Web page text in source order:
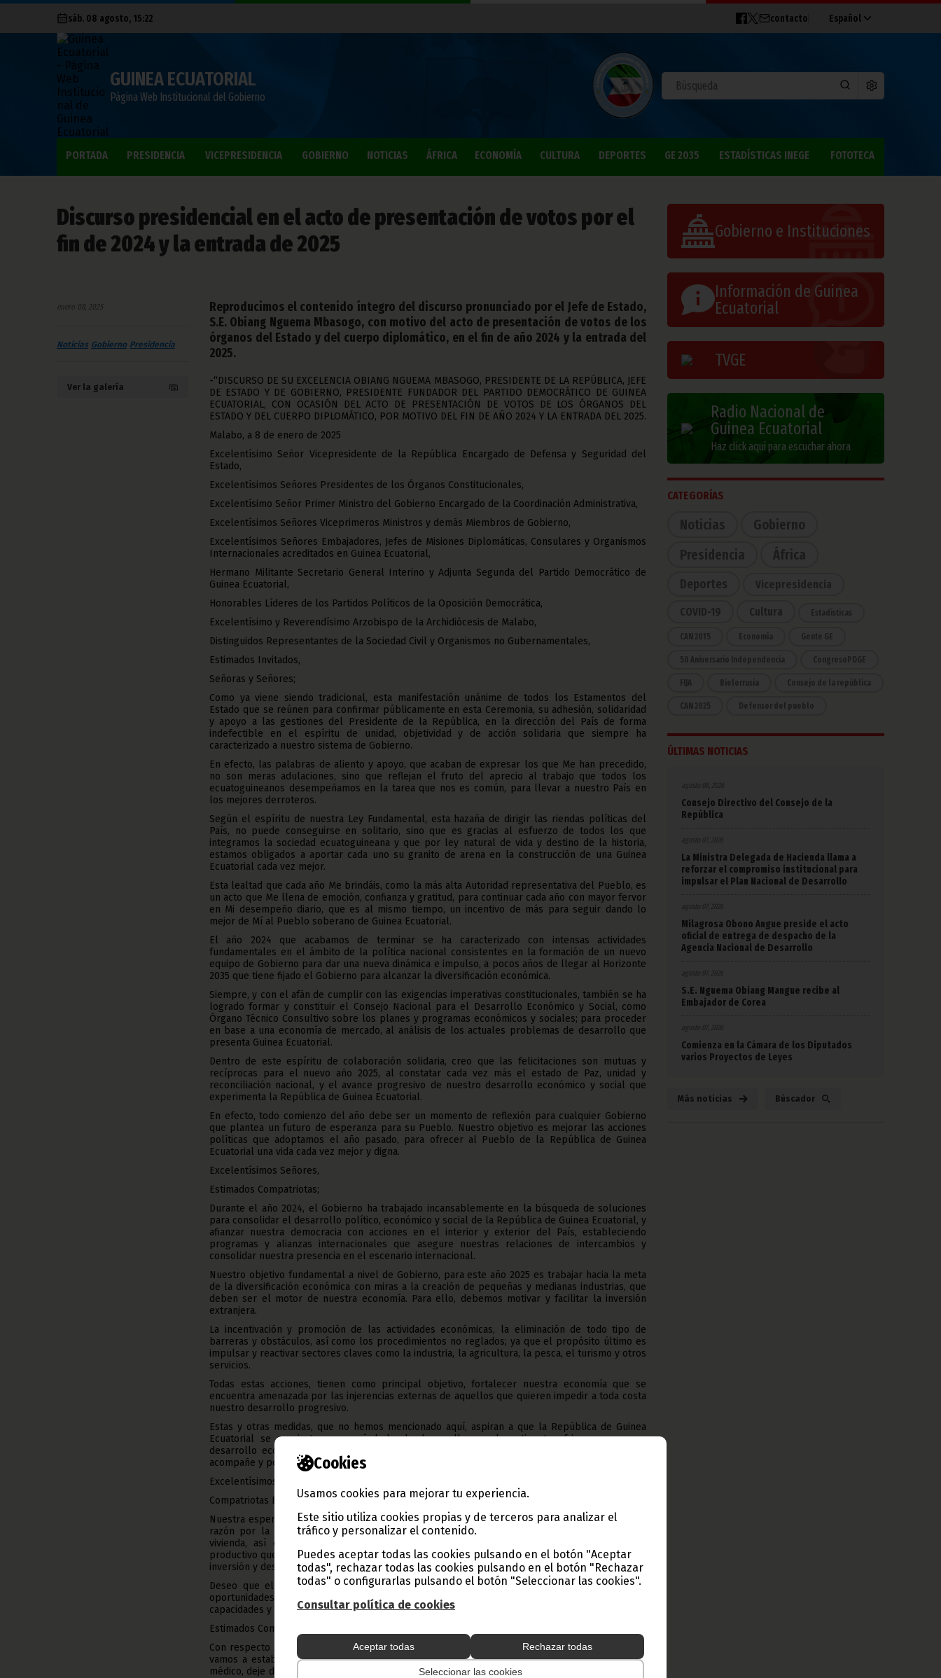
Cookies
Usamos cookies para mejorar tu experiencia.
Este sitio utiliza cookies propias y de terceros para analizar el
tráfico y personalizar el contenido.
Puedes aceptar todas las cookies pulsando en el botón "Aceptar
todas", rechazar todas las cookies pulsando en el botón "Rechazar
todas" o configurarlas pulsando el botón "Seleccionar las cookies".
Consultar política de cookies
Aceptar todas Rechazar todas
Seleccionar las cookies
sáb. 08 agosto, 15:22 contacto Español
GUINEA ECUATORIAL
Página Web Institucional del Gobierno
PORTADA PRESIDENCIA VICEPRESIDENCIA GOBIERNO NOTICIAS ÁFRICA ECONOMÍA CULTURA DEPORTES GE 2035 ESTADÍSTICAS INEGE FOTOTECA
Discurso presidencial en el acto de presentación de votos por el
fin de 2024 y la entrada de 2025
enero 08, 2025
Noticias Gobierno Presidencia
Ver la galería
Reproducimos el contenido íntegro del discurso pronunciado por el Jefe de Estado,
S.E. Obiang Nguema Mbasogo, con motivo del acto de presentación de votos de los
órganos del Estado y del cuerpo diplomático, en el fin de año 2024 y la entrada del
2025.
-“DISCURSO DE SU EXCELENCIA OBIANG NGUEMA MBASOGO, PRESIDENTE DE LA REPÚBLICA, JEFE
DE ESTADO Y DE GOBIERNO, PRESIDENTE FUNDADOR DEL PARTIDO DEMOCRÁTICO DE GUINEA
ECUATORIAL, CON OCASIÓN DEL ACTO DE PRESENTACIÓN DE VOTOS DE LOS ÓRGANOS DEL
ESTADO Y DEL CUERPO DIPLOMÁTICO, POR MOTIVO DEL FIN DE AÑO 2024 Y LA ENTRADA DEL 2025.
Malabo, a 8 de enero de 2025
Excelentísimo Señor Vicepresidente de la República Encargado de Defensa y Seguridad del
Estado,
Excelentísimos Señores Presidentes de los Órganos Constitucionales,
Excelentísimo Señor Primer Ministro del Gobierno Encargado de la Coordinación Administrativa,
Excelentísimos Señores Viceprimeros Ministros y demás Miembros de Gobierno,
Excelentísimos Señores Embajadores, Jefes de Misiones Diplomáticas, Consulares y Organismos
Internacionales acreditados en Guinea Ecuatorial,
Hermano Militante Secretario General Interino y Adjunta Segunda del Partido Democrático de
Guinea Ecuatorial,
Honorables Líderes de los Partidos Políticos de la Oposición Democrática,
Excelentísimo y Reverendísimo Arzobispo de la Archidiócesis de Malabo,
Distinguidos Representantes de la Sociedad Civil y Organismos no Gubernamentales,
Estimados Invitados,
Señoras y Señores;
Como ya viene siendo tradicional, esta manifestación unánime de todos los Estamentos del
Estado que se reúnen para confirmar públicamente en esta Ceremonia, su adhesión, solidaridad
y apoyo a las gestiones del Presidente de la República, en la dirección del País de forma
indefectible en el espíritu de unidad, objetividad y de acción solidaria que siempre ha
caracterizado a nuestro sistema de Gobierno.
En efecto, las palabras de aliento y apoyo, que acaban de expresar los que Me han precedido,
no son meras adulaciones, sino que reflejan el fruto del aprecio al trabajo que todos los
ecuatoguineanos desempeñamos en la tarea que nos es común, para llevar a nuestro País en
los mejores derroteros.
Según el espíritu de nuestra Ley Fundamental, esta hazaña de dirigir las riendas políticas del
País, no puede conseguirse en solitario, sino que es gracias al esfuerzo de todos los que
integramos la sociedad ecuatoguineana y que por ley natural de vida y destino de la historia,
estamos obligados a aportar cada uno su granito de arena en la construcción de una Guinea
Ecuatorial cada vez mejor.
Esta lealtad que cada año Me brindáis, como la más alta Autoridad representativa del Pueblo, es
un acto que Me llena de emoción, confianza y gratitud, para continuar cada año con mayor fervor
en Mi desempeño diario, que es al mismo tiempo, un incentivo de más para seguir dando lo
mejor de Mí al Pueblo soberano de Guinea Ecuatorial.
El año 2024 que acabamos de terminar se ha caracterizado con intensas actividades
fundamentales en el ámbito de la política nacional consistentes en la formación de un nuevo
equipo de Gobierno para dar una nueva dinámica e impulso, a pocos años de llegar al Horizonte
2035 que tiene fijado el Gobierno para alcanzar la diversificación económica.
Siempre, y con el afán de cumplir con las exigencias imperativas constitucionales, también se ha
logrado formar y constituir el Consejo Nacional para el Desarrollo Económico y Social, como
Órgano Técnico Consultivo sobre los planes y programas económicos y sociales; para proceder
en base a una economía de mercado, al análisis de los actuales problemas de desarrollo que
presenta Guinea Ecuatorial.
Dentro de este espíritu de colaboración solidaria, creo que las felicitaciones son mutuas y
recíprocas para el nuevo año 2025, al constatar cada vez más el estado de Paz, unidad y
reconciliación nacional, y el avance progresivo de nuestro desarrollo económico y social que
experimenta la República de Guinea Ecuatorial.
En efecto, todo comienzo del año debe ser un momento de reflexión para cualquier Gobierno
que plantea un futuro de esperanza para su Pueblo. Nuestro objetivo es mejorar las acciones
políticas que adoptamos el año pasado, para ofrecer al Pueblo de la República de Guinea
Ecuatorial una vida cada vez mejor y digna.
Excelentísimos Señores,
Estimados Compatriotas;
Durante el año 2024, el Gobierno ha trabajado incansablemente en la búsqueda de soluciones
para consolidar el desarrollo político, económico y social de la República de Guinea Ecuatorial, y
afianzar nuestra democracia con acciones en el interior y exterior del País, estableciendo
programas y alianzas internacionales que asegure nuestras relaciones de intercambios y
consolidar nuestra presencia en el escenario internacional.
Nuestro objetivo fundamental a nivel de Gobierno, para este año 2025 es trabajar hacia la meta
de la diversificación económica con miras a la creación de pequeñas y medianas industrias, que
deben ser el motor de nuestra economía. Para ello, debemos motivar y facilitar la inversión
extranjera.
La incentivación y promoción de las actividades económicas, la eliminación de todo tipo de
barreras y obstáculos, así como los procedimientos no reglados; ya que el propósito último es
impulsar y reactivar sectores claves como la industria, la agricultura, la pesca, el turismo y otros
servicios.
Todas estas acciones, tienen como principal objetivo, fortalecer nuestra economía que se
encuentra amenazada por las injerencias externas de aquellos que quieren impedir a toda costa
nuestro desarrollo progresivo.
Estas y otras medidas, que no hemos mencionado aquí, aspiran a que la República de Guinea
Ecuatorial se convierta en un símbolo de desarrollo en el continente africano, pero ese
desarrollo económico difícilmente se puede alcanzar sin un clima armonioso de Paz que lo
acompañe y permita su disfrute.
Excelentísimos Señores,
Compatriotas Ecuatoguineanos;
Nuestra esperanza y confianza en los jóvenes es total como herederos del futuro de este País;
razón por la que estamos trabajando para su acceso a los servicios de salud, educación y
vivienda, así como al empleo digno para que la juventud ecuatoguineana sea un grupo
productivo que participe activamente en lo político y en el aumento de los niveles de bienestar,
inversión y desarrollo del País.
Deseo que el Gobierno trabaje fundamentalmente para que la población joven cuente con
oportunidades suficientes y apropiadas, que les permita desarrollar plenamente sus
capacidades y habilidades para contribuir al desarrollo del País.
Estimados Compatriotas;
Con respecto a la constante demanda de la asistencia sanitaria por la que atraviesa el Pueblo,
vamos a establecer el Seguro Universal, para las personas que en los temas de tratamiento
médico, deje de ser oneroso para cualquier ecuatoguineano y que podamos vivir, no solo en Paz,
Gobierno e Instituciones
Información de Guinea
Ecuatorial
TVGE
Radio Nacional de
Guinea Ecuatorial
Haz click aquí para escuchar ahora
CATEGORÍAS
Noticias
Gobierno
Presidencia
África
Deportes Vicepresidencia
COVID-19 Cultura Estadísticas
CAN 2015 Economía Gente GE
50 Aniversario Independencia CongresoPDGE
FIJA Bielorrusia Consejo de la república
CAN 2025 Defensor del pueblo
ÚLTIMAS NOTICIAS
agosto 08, 2026
Consejo Directivo del Consejo de la
República
agosto 07, 2026
La Ministra Delegada de Hacienda llama a
reforzar el compromiso institucional para
impulsar el Plan Nacional de Desarrollo
agosto 07, 2026
Milagrosa Obono Angue preside el acto
oficial de entrega de despacho de la
Agencia Nacional de Desarrollo
agosto 07, 2026
S.E. Nguema Obiang Mangue recibe al
Embajador de Corea
agosto 07, 2026
Comienza en la Cámara de los Diputados
varios Proyectos de Leyes
Más noticias Búscador